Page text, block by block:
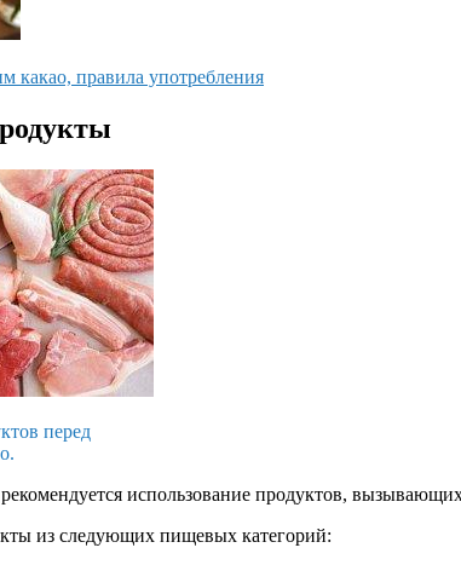
правила употребления
перед
использование продуктов,
из следующих пищевых категорий: